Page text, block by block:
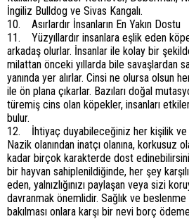
İngiliz Bulldog ve Sivas Kangalı.
10. Asırlardır İnsanların En Yakın Dostu
11. Yüzyıllardır insanlara eşlik eden
arkadaş olurlar. İnsanlar ile kolay bir
milattan önceki yıllarda bile savaşlardan
yanında yer alırlar. Cinsi ne olursa olsun
ile ön plana çıkarlar. Bazıları doğal
türemiş cins olan köpekler, insanları
bulur.
12. İhtiyaç duyabileceğiniz her kişilik ve
Nazik olanından inatçı olanına, korkusuz
kadar birçok karakterde dost
bir hayvan sahiplenildiğinde, her şey
eden, yalnızlığınızı paylaşan veya sizi
davranmak önemlidir. Sağlık ve beslenme
bakılması onlara karşı bir nevi borç